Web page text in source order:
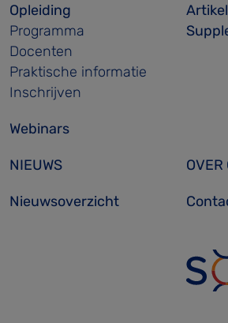
Opleiding
Programma
Docenten
Praktische informatie
Inschrijven
Webinars
NIEUWS
Nieuwsoverzicht
OVER